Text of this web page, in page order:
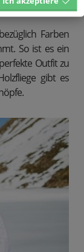
Farben
So ist es ein
Outfit zu
gibt es